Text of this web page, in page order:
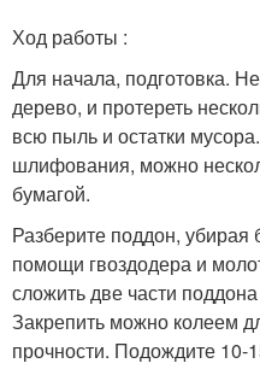
Ход работы :
Для начала, подготовка.
дерево, и протереть
всю пыль и остатки
шлифования, можно
бумагой.
Разберите поддон,
помощи гвоздодера и
сложить две части
Закрепить можно колеем
прочности. Подождите 10-